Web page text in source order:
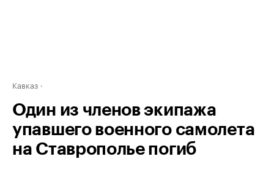
Кавказ
Один из членов экипажа
упавшего военного самолета
на Ставрополье погиб